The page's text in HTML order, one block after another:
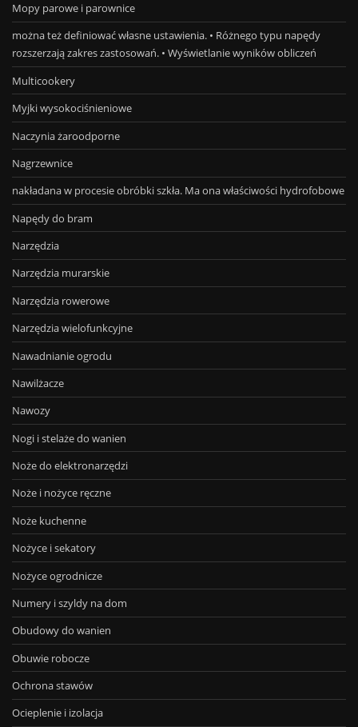
Mopy parowe i parownice
można też definiować własne ustawienia. • Różnego typu napędy
rozszerzają zakres zastosowań. • Wyświetlanie wyników obliczeń
Multicookery
Myjki wysokociśnieniowe
Naczynia żaroodporne
Nagrzewnice
nakładana w procesie obróbki szkła. Ma ona właściwości hydrofobowe
Napędy do bram
Narzędzia
Narzędzia murarskie
Narzędzia rowerowe
Narzędzia wielofunkcyjne
Nawadnianie ogrodu
Nawilżacze
Nawozy
Nogi i stelaże do wanien
Noże do elektronarzędzi
Noże i nożyce ręczne
Noże kuchenne
Nożyce i sekatory
Nożyce ogrodnicze
Numery i szyldy na dom
Obudowy do wanien
Obuwie robocze
Ochrona stawów
Ocieplenie i izolacja